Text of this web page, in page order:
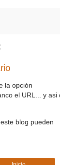
la opción
el URL... y asi
blog pueden